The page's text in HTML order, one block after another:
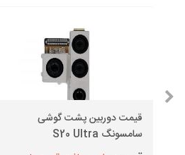
قیمت دوربین پشت گوشی
سامسونگ S20 Ultra